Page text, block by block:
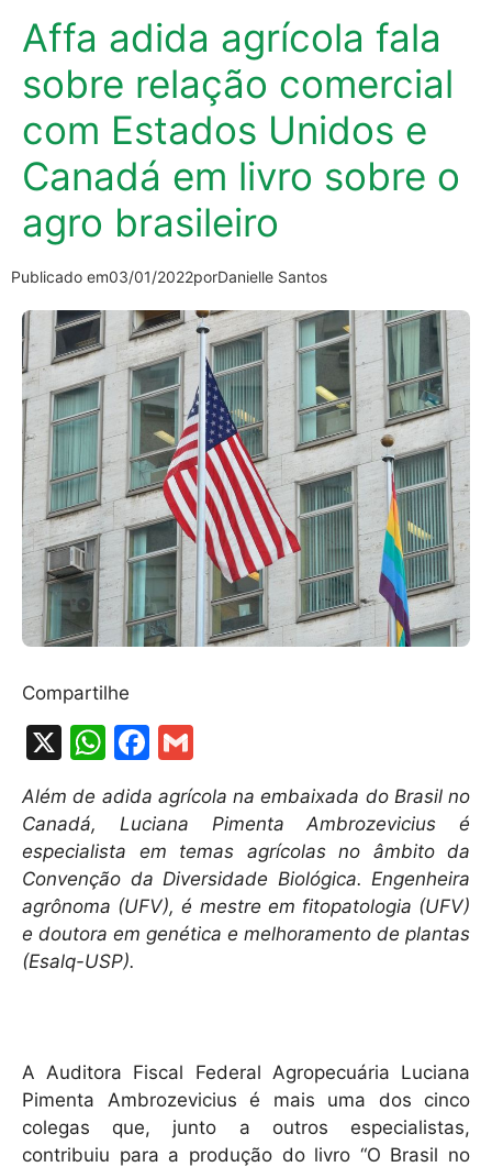
Affa adida agrícola fala
sobre relação comercial
com Estados Unidos e
Canadá em livro sobre o
agro brasileiro
Publicado em03/01/2022porDanielle Santos
Compartilhe
X
W
h
at
s
A
p
p
F
c
e
b
o
o
m
ai
l
Além de adida agrícola na embaixada do Brasil no
Canadá, Luciana Pimenta Ambrozevicius é
especialista em temas agrícolas no âmbito da
Convenção da Diversidade Biológica. Engenheira
agrônoma (UFV), é mestre em fitopatologia (UFV)
e doutora em genética e melhoramento de plantas
(Esalq-USP).
A Auditora Fiscal Federal Agropecuária Luciana
Pimenta Ambrozevicius é mais uma dos cinco
colegas que, junto a outros especialistas,
contribuiu para a produção do livro “O Brasil no